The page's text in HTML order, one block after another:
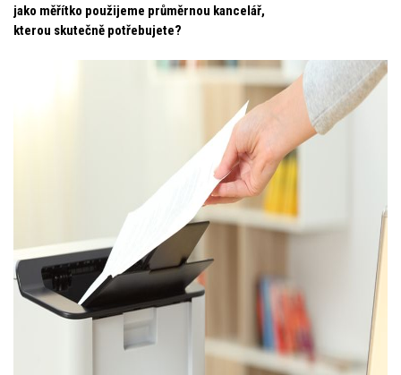
jako měřítko použijeme průměrnou kancelář,
kterou skutečně potřebujete?